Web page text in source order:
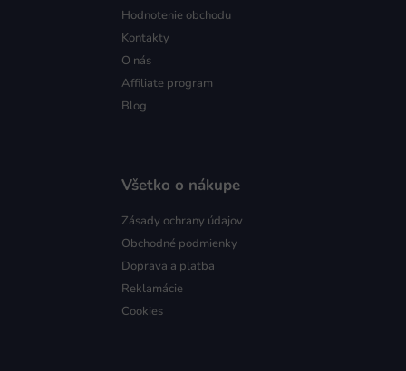
Hodnotenie obchodu
Kontakty
O nás
Affiliate program
Blog
Všetko o nákupe
Zásady ochrany údajov
Obchodné podmienky
Doprava a platba
Reklamácie
Cookies